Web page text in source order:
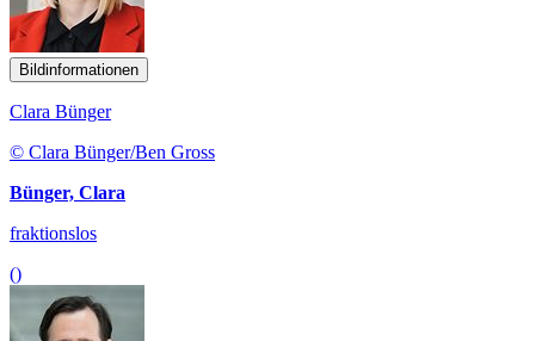
Bildinformationen
Clara Bünger
© Clara Bünger/Ben Gross
Bünger, Clara
fraktionslos
()